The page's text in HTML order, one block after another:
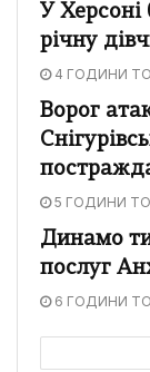
У Херсоні
річну
4 ГОДИНИ
Ворог
5 ГОДИНИ
Динамо
послуг
6 ГОДИНИ